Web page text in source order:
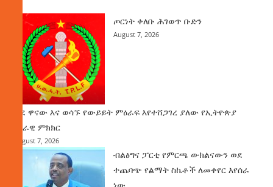
ጦርነት ቀለቡ ሕገወጥ ቡድን
August 7, 2026
ወደ ዋናው እና ወሳኙ የውይይት ምዕራፍ እየተሸጋገረ ያለው የኢትዮጵያ
ሀገራዊ ምክክር
August 7, 2026
ብልፅግና ፓርቲ የምርጫ ውክልናውን ወደ
ተጨባጭ የልማት ስኬቶች ለመቀየር እየሰራ
ነው